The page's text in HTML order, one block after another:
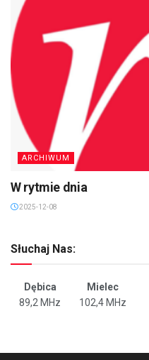
ARCHIWUM
W rytmie dnia
2025-12-08
Słuchaj Nas:
Dębica Mielec
89,2 MHz
102,4 MHz